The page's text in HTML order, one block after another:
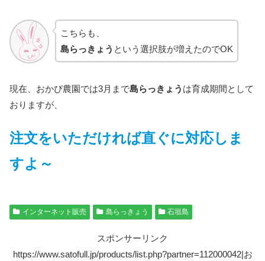
こちらも、
島らっきょう という選択肢が増えたのでOK
現在、おかぴ農園では3月まで島らっきょう は育成期間として
おりますが、
注文をいただければ直ぐに対応しま
すよ～
インターネット販売 島らっきょう 石垣島
スポンサーリンク
https://www.satofull.jp/products/list.php?partner=112000042|お